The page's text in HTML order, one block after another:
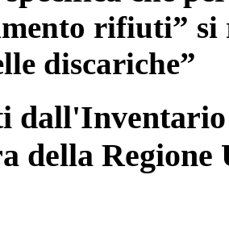
rifiuti”
discariche”
dall'Inventario
della